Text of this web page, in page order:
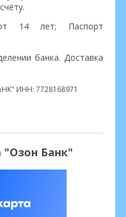
14 лет; Паспорт
банка. Доставка
ИНН: 7728168971
"Озон Банк"